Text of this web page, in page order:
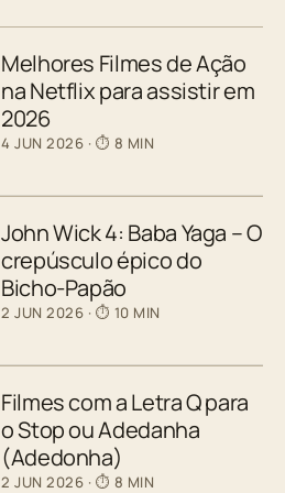
Melhores Filmes de Ação
na Netflix para assistir em
2026
4 JUN 2026 · ⏱ 8 MIN
John Wick 4: Baba Yaga – O
crepúsculo épico do
Bicho-Papão
2 JUN 2026 · ⏱ 10 MIN
Filmes com a Letra Q para
o Stop ou Adedanha
(Adedonha)
2 JUN 2026 · ⏱ 8 MIN